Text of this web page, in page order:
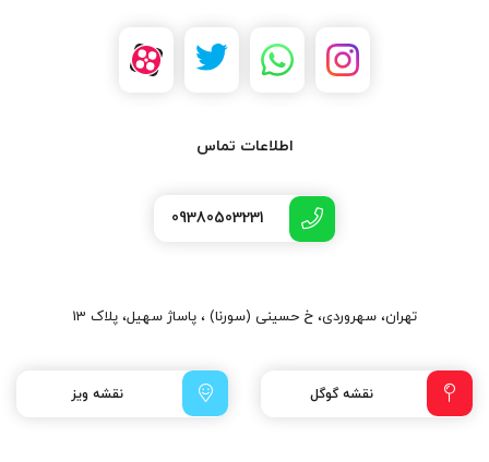
اطلاعات تماس
09380503231
تهران، سهروردی، خ حسینی (سورنا) ، پاساژ سهیل، پلاک 13
نقشه گوگل نقشه ویز